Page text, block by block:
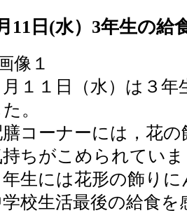
11日(水）3年生の給
月１１日（水）は３
。
膳コーナーには，花
ちがこめられてい
年生には花形の飾り
学校生活最後の給食